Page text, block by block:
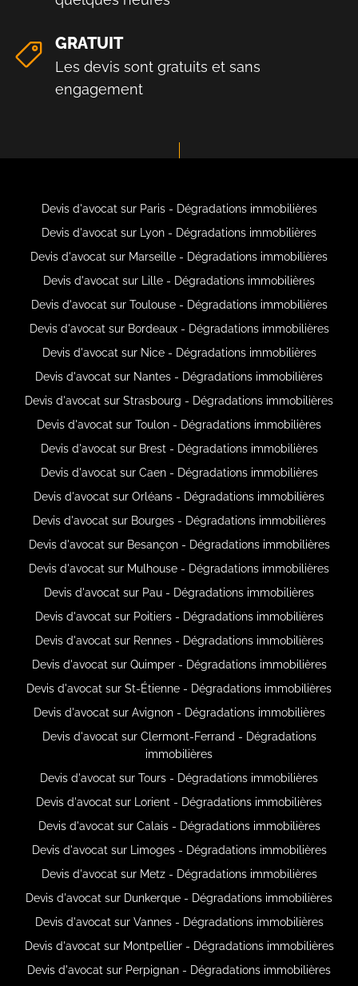
GRATUIT
Les devis sont gratuits et sans
engagement
Devis d'avocat sur Paris - Dégradations immobilières
Devis d'avocat sur Lyon - Dégradations immobilières
Devis d'avocat sur Marseille - Dégradations immobilières
Devis d'avocat sur Lille - Dégradations immobilières
Devis d'avocat sur Toulouse - Dégradations immobilières
Devis d'avocat sur Bordeaux - Dégradations immobilières
Devis d'avocat sur Nice - Dégradations immobilières
Devis d'avocat sur Nantes - Dégradations immobilières
Devis d'avocat sur Strasbourg - Dégradations immobilières
Devis d'avocat sur Toulon - Dégradations immobilières
Devis d'avocat sur Brest - Dégradations immobilières
Devis d'avocat sur Caen - Dégradations immobilières
Devis d'avocat sur Orléans - Dégradations immobilières
Devis d'avocat sur Bourges - Dégradations immobilières
Devis d'avocat sur Besançon - Dégradations immobilières
Devis d'avocat sur Mulhouse - Dégradations immobilières
Devis d'avocat sur Pau - Dégradations immobilières
Devis d'avocat sur Poitiers - Dégradations immobilières
Devis d'avocat sur Rennes - Dégradations immobilières
Devis d'avocat sur Quimper - Dégradations immobilières
Devis d'avocat sur St-Étienne - Dégradations immobilières
Devis d'avocat sur Avignon - Dégradations immobilières
Devis d'avocat sur Clermont-Ferrand - Dégradations
immobilières
Devis d'avocat sur Tours - Dégradations immobilières
Devis d'avocat sur Lorient - Dégradations immobilières
Devis d'avocat sur Calais - Dégradations immobilières
Devis d'avocat sur Limoges - Dégradations immobilières
Devis d'avocat sur Metz - Dégradations immobilières
Devis d'avocat sur Dunkerque - Dégradations immobilières
Devis d'avocat sur Vannes - Dégradations immobilières
Devis d'avocat sur Montpellier - Dégradations immobilières
Devis d'avocat sur Perpignan - Dégradations immobilières